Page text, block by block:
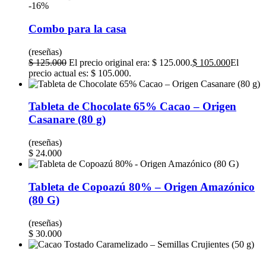
-16%
Combo para la casa
(reseñas)
$125.000 El precio original era: $ 125.000.$ 105.000El
precio actual es: $ 105.000.
Tableta de Chocolate 65% Cacao – Origen
Casanare (80 g)
(reseñas)
$ 24.000
Tableta de Copoazú 80% – Origen Amazónico
(80 G)
(reseñas)
$ 30.000